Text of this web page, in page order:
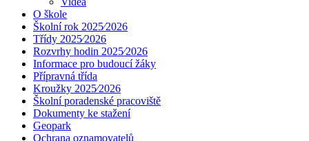
O škole
Školní rok 2025⁄2026
Třídy 2025⁄2026
Rozvrhy hodin 2025⁄2026
Informace pro budoucí žáky
Přípravná třída
Kroužky 2025⁄2026
Školní poradenské pracoviště
Dokumenty ke stažení
Geopark
Ochrana oznamovatelů